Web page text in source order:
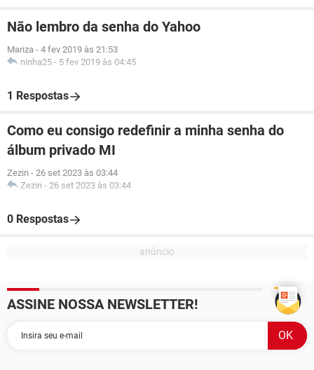
Não lembro da senha do Yahoo
Mariza - 4 fev 2019 às 21:53
ninha25 - 5 fev 2019 às 04:45
1 Respostas
Como eu consigo redefinir a minha senha do
álbum privado MI
Zezin - 26 set 2023 às 03:44
Zezin - 26 set 2023 às 03:44
0 Respostas
ASSINE NOSSA NEWSLETTER!